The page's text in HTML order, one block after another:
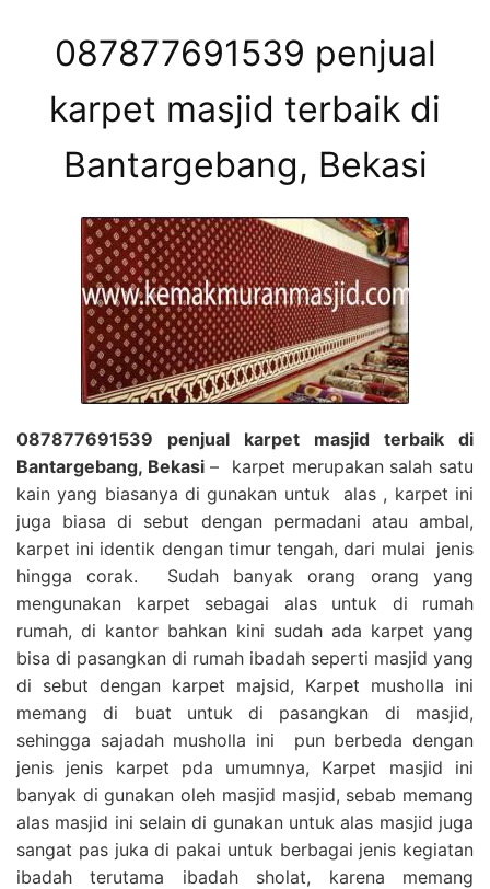
087877691539 penjual
karpet masjid terbaik di
Bantargebang, Bekasi
087877691539 penjual karpet masjid terbaik di
Bantargebang, Bekasi– karpet merupakan salah satu
kain yang biasanya di gunakan untuk alas , karpet ini
juga biasa di sebut dengan permadani atau ambal,
karpet ini identik dengan timur tengah, dari mulai jenis
hingga corak. Sudah banyak orang orang yang
mengunakan karpet sebagai alas untuk di rumah
rumah, di kantor bahkan kini sudah ada karpet yang
bisa di pasangkan di rumah ibadah seperti masjid yang
di sebut dengan karpet majsid, Karpet musholla ini
memang di buat untuk di pasangkan di masjid,
sehingga sajadah musholla ini pun berbeda dengan
jenis jenis karpet pda umumnya, Karpet masjid ini
banyak di gunakan oleh masjid masjid, sebab memang
alas masjid ini selain di gunakan untuk alas masjid juga
sangat pas juka di pakai untuk berbagai jenis kegiatan
ibadah terutama ibadah sholat, karena memang